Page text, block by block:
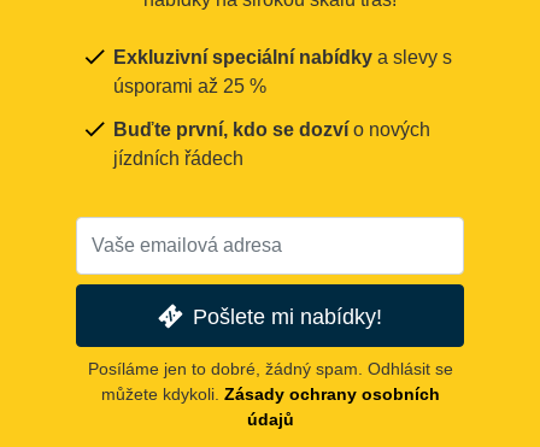
Exkluzivní speciální nabídky a slevy s
úsporami až 25 %
Buďte první, kdo se dozví o nových
jízdních řádech
Pošlete mi nabídky!
Posíláme jen to dobré, žádný spam. Odhlásit se
můžete kdykoli. Zásady ochrany osobních
údajů